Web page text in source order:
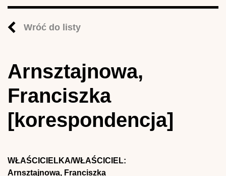
Wróć do listy
Arnsztajnowa,
Franciszka
[korespondencja]
WŁAŚCICIELKA/WŁAŚCICIEL:
Arnsztajnowa, Franciszka